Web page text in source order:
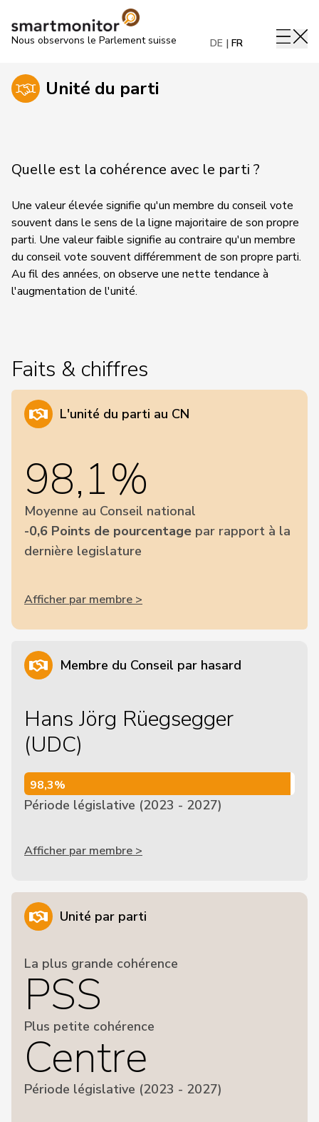
Nous observons le Parlement suisse DE FR
Unité du parti
Quelle est la cohérence avec le parti ?
Une valeur élevée signifie qu'un membre du conseil vote
souvent dans le sens de la ligne majoritaire de son propre
parti. Une valeur faible signifie au contraire qu'un membre
du conseil vote souvent différemment de son propre parti.
Au fil des années, on observe une nette tendance à
l'augmentation de l'unité.
Faits & chiffres
L'unité du parti au CN
98,1%
Moyenne au Conseil national
-0,6 Points de pourcentage par rapport à la
dernière legislature
Afficher par membre >
Membre du Conseil par hasard
Hans Jörg Rüegsegger
(UDC)
98,3%
98,3%
Période législative (2023 - 2027)
Afficher par membre >
Unité par parti
La plus grande cohérence
PSS
Plus petite cohérence
Centre
Période législative (2023 - 2027)